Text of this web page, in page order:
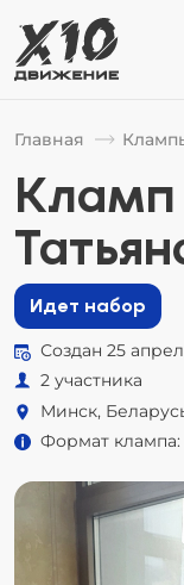
Главная
Кламп
Идет набор
Создан 25
2 участника
Минск,
Формат